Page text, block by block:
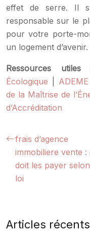
effet de serre. Il
responsable sur le
pour votre porte-
un logement d’avenir.
Ressources
Écologique
de la Maîtrise de
d’Accréditation
frais d’agence
immobiliere vente :
doit les payer
loi
Articles récents